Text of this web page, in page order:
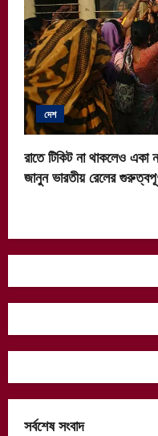
দেশ
রাতে টিকিট না থাকলেও একা
জানুন ভারতীয় রেলের
সর্বশেষ সংবাদ